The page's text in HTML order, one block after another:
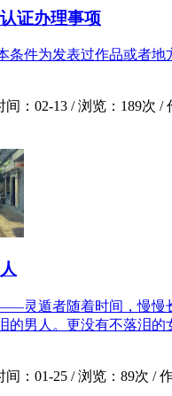
证办理事项
条件为发表过作品或者地
间： 02-13 /浏览： 189次 /
灵遁者随着时间，慢慢
的男人。更没有不落泪的
间： 01-25 /浏览： 89次 /